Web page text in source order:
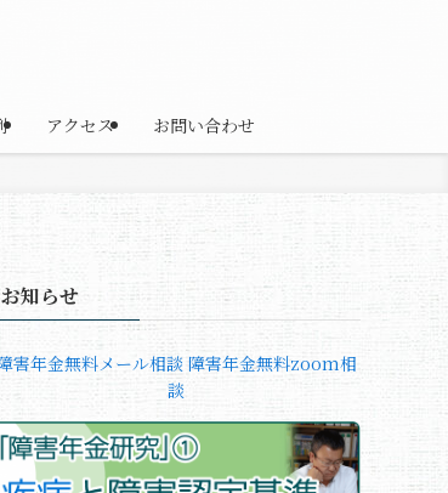
アクセス お問い合わせ
お知らせ
害年金無料メール相談 障害年金無料zoom相
談